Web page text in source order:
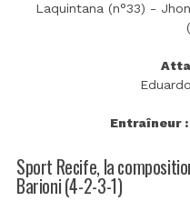
Laquintana (n°33) -
Entraîneur :
Sport Recife, la
Barioni (4-2-3-1)